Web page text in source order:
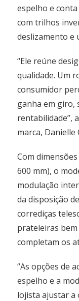
espelho e
com trilhos
deslizamento e
“Ele reúne
qualidade. Um
consumidor
ganha em giro,
rentabilidade”,
marca, Danielle
Com
600 mm), o
modulação
da disposição
corrediças
prateleiras
completam os
“As opções de
espelho e a
lojista ajustar a